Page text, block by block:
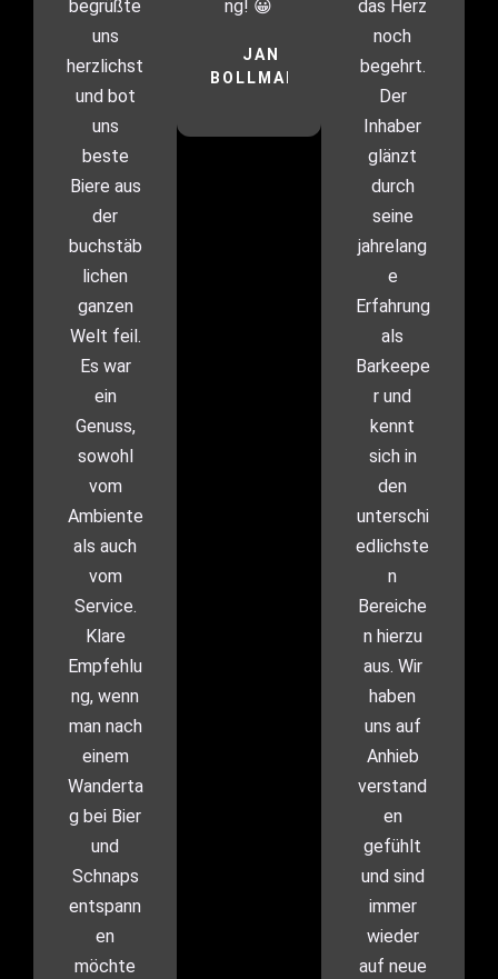
begrüßte
uns
herzlichst
und bot
uns
beste
Biere aus
der
buchstäb
lichen
ganzen
Welt feil.
Es war
ein
Genuss,
sowohl
vom
Ambiente
als auch
vom
Service.
Klare
Empfehlu
ng, wenn
man nach
einem
Wanderta
g bei Bier
und
Schnaps
entspann
en
möchte
ng! 😀
JAN
BOLLMANN
das Herz
noch
begehrt.
Der
Inhaber
glänzt
durch
seine
jahrelang
e
Erfahrung
als
Barkeepe
r und
kennt
sich in
den
unterschi
edlichste
n
Bereiche
n hierzu
aus. Wir
haben
uns auf
Anhieb
verstand
en
gefühlt
und sind
immer
wieder
auf neue